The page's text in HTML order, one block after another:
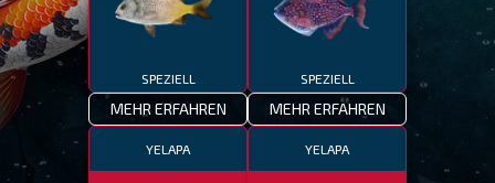
SPEZIELL
MEHR ERFAHREN
SPEZIELL
MEHR ERFAHREN
YELAPA YELAPA